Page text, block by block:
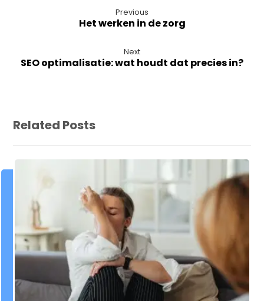
Previous
Het werken in de zorg
Next
SEO optimalisatie: wat houdt dat precies in?
Related Posts